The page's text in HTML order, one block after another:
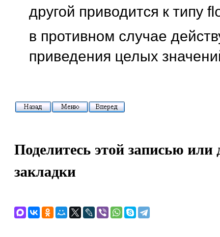
другой приводится к типу
в противном случае
приведения целых
Поделитесь этой записью или
закладки